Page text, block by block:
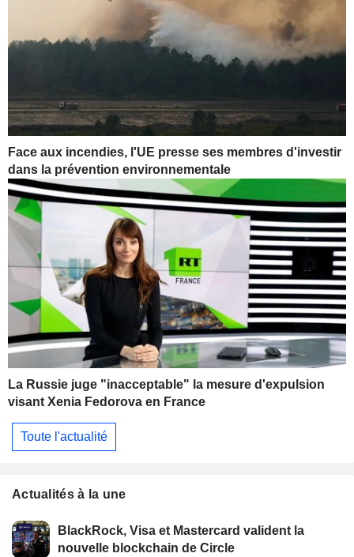
Face aux incendies, l'UE presse ses membres d'investir
dans la prévention environnementale
La Russie juge "inacceptable" la mesure d'expulsion
visant Xenia Fedorova en France
Toute l'actualité
Actualités à la une
BlackRock, Visa et Mastercard valident la
nouvelle blockchain de Circle